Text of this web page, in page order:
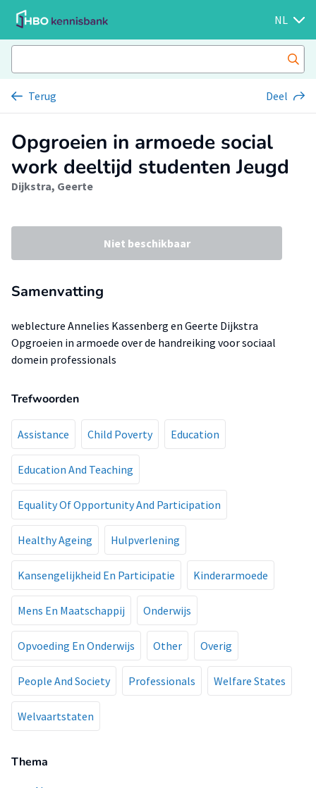
NL
Terug Deel
Opgroeien in armoede social
work deeltijd studenten Jeugd
Dijkstra, Geerte
Niet beschikbaar
Samenvatting
weblecture Annelies Kassenberg en Geerte Dijkstra
Opgroeien in armoede over de handreiking voor sociaal
domein professionals
Trefwoorden
Assistance Child Poverty Education
Education And Teaching
Equality Of Opportunity And Participation
Healthy Ageing Hulpverlening
Kansengelijkheid En Participatie Kinderarmoede
Mens En Maatschappij Onderwijs
Opvoeding En Onderwijs Other Overig
People And Society Professionals Welfare States
Welvaartstaten
Thema